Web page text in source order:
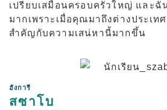
กระบวนการตั้งแต่การสมัครจนถึ
ตารางเรียน
เปรียบเสมือนครอบครัวใหญ่ และฉั
มากเพราะเมื่อคุณมาถึงต่างประเท
สำคัญกับความเสน่หานี้มากขึ้น
ฮังการี
สซาโบ